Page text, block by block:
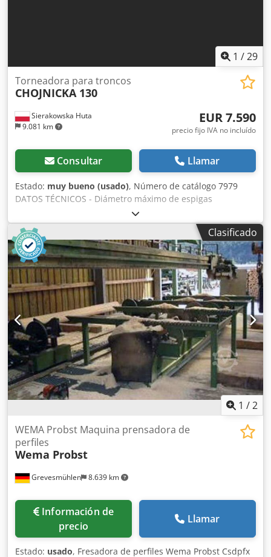
1 /29
Sierakowska Huta
9.081 km
Torneadora para troncos
CHOJNICKA 130
EUR 7.590
precio fijo IVA no incluído
Consultar Llamar
Estado: muy bueno (usado), Número de catálogo 7979
DATOS TÉCNICOS - Diámetro máximo de espigas
procesadas: 130mm - Casquillo instalado: 57mm - Longitud
mínima del material de entrada: 800mm - Motor de la
cabeza portacuchillas: 18,5kW - 4 velocidades de avance +
adelante/atrás - Motor de avance: 2,2kW En orden: -
Rodillos de arrastre de entrada dentados: 6 uds - Cabezal
de 3 cuchillas Csdjzcc Rvspfx Ai Tsha - Rodillos de arrastre
de salida lisos: 6 uds - Diámetro de la boca de extracción:
140mm - Casquillos adicionales incluidos: 40, 45, 50,
75mm - Dimensiones L/A/Al: 3100x1300x1400mm - Peso:
2100kg VENTAJAS – Fabricación polaca – Cabezal de 3
cuchillas – Casquillos adicionales incluidos: 40, 45, 50,
75mm – Máquina torneadora de espigas usada, en muy
buen estado Precio neto: 31.900 PLN Precio neto: 7.590
EUR (según cambio a 4,2 EUR) (Los precios pueden
modificarse en caso de mayores fluctuaciones)
Clasificado
1 /2
Grevesmühlen 8.639 km
WEMA Probst Maquina prensadora de
perfiles
Wema Probst
Información de
precio
Llamar
Estado: usado, Fresadora de perfiles Wema Probst Csdpfx